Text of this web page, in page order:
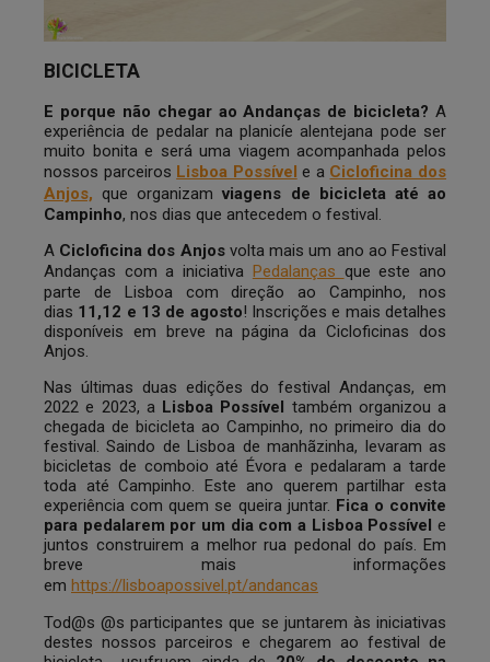
BICICLETA
E porque não chegar ao Andanças de bicicleta? A
experiência de pedalar na planicíe alentejana pode ser
muito bonita e será uma viagem acompanhada pelos
nossos parceiros Lisboa Possível e a Cicloficina dos
Anjos, que organizamviagens de bicicleta até ao
Campinho, nos dias que antecedem o festival.
A Cicloficina dos Anjosvolta mais um ano ao Festival
Andanças com a iniciativa Pedalanças que este ano
parte de Lisboa com direção ao Campinho, nos
dias 11,12 e 13 de agosto! Inscrições e mais detalhes
disponíveis em breve na página da Cicloficinas dos
Anjos.
Nas últimas duas edições do festival Andanças, em
2022 e 2023, a Lisboa Possível também organizou a
chegada de bicicleta ao Campinho, no primeiro dia do
festival. Saindo de Lisboa de manhãzinha, levaram as
bicicletas de comboio até Évora e pedalaram a tarde
toda até Campinho. Este ano querem partilhar esta
experiência com quem se queira juntar. Fica o convite
para pedalarem por um dia com a Lisboa Possível e
juntos construirem a melhor rua pedonal do país. Em
breve mais informações
em https://lisboapossivel.pt/andancas
Tod@s @s participantes que se juntarem às iniciativas
destes nossos parceiros e chegarem ao festival de